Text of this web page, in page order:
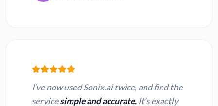
I’ve now used Sonix.ai twice, and find the
servicesimple and accurate. It’s exactly